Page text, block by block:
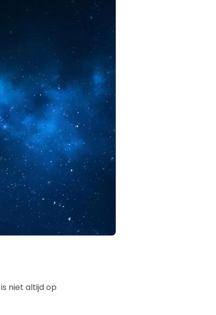
niet altijd op